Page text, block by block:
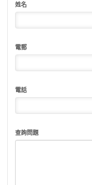
姓名
電郵
電話
查詢問題